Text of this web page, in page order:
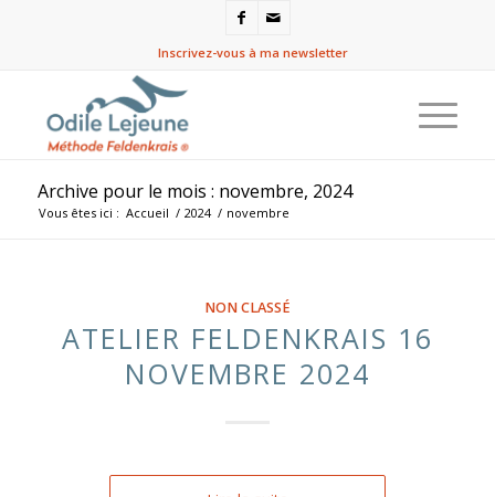
Inscrivez-vous à ma newsletter
Archive pour le mois : novembre, 2024
Vous êtes ici : Accueil / 2024 / novembre
NON CLASSÉ
ATELIER FELDENKRAIS 16
NOVEMBRE 2024